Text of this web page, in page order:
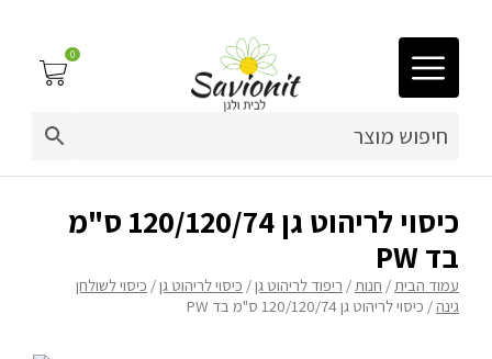
03-9212883
ריפוד לריהוט גן
פופים
0
כיסוי לריהוט גן 120/120/74 ס"מ
בד PW
עמוד הבית/ חנות/ ריפוד לריהוט גן/ כיסוי לריהוט גן/ כיסוי לשולחן
גינה / כיסוי לריהוט גן 120/120/74 ס"מ בד PW